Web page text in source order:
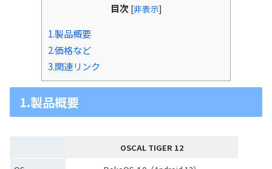
目次 [非表示]
1.製品概要
2.価格など
3.関連リンク
1.製品概要
OSCAL TIGER 12